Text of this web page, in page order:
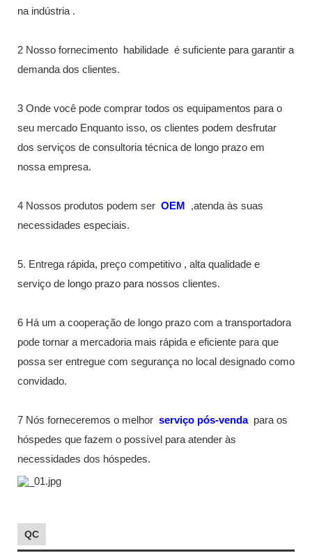
na indústria .
2 Nosso fornecimento habilidade é suficiente para garantir a
demanda dos clientes.
3 Onde você pode comprar todos os equipamentos para o
seu mercado Enquanto isso, os clientes podem desfrutar
dos serviços de consultoria técnica de longo prazo em
nossa empresa.
4 Nossos produtos podem ser OEM
,atenda às suas
necessidades especiais.
5. Entrega rápida, preço competitivo , alta qualidade e
serviço de longo prazo para nossos clientes.
6 Há um a cooperação de longo prazo com a transportadora
pode tornar a mercadoria mais rápida e eficiente para que
possa ser entregue com segurança no local designado como
convidado.
7 Nós forneceremos o melhor serviço pós-venda para os
hóspedes que fazem o possível para atender às
necessidades dos hóspedes.
QC